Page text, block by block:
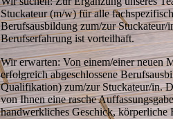
Stuckateur (m/w) für alle
Berufsausbildung zum/zur Stuckateur/
Berufserfahrung ist vorteilhaft.
Wir erwarten: Von einem/einer neuen
erfolgreich abgeschlossene
Qualifikation) zum/zur Stuckateur/in.
von Ihnen eine rasche
hand­werkliches Geschick, körperliche